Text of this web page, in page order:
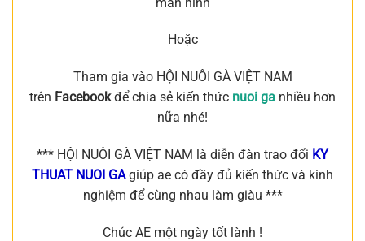
Hoặc
Tham gia vào HỘI NUÔI GÀ VIỆT NAM
trên Facebookđể chia sẻ kiến thức nuoi ga nhiều hơn
nữa nhé!
*** HỘI NUÔI GÀ VIỆT NAM là diễn đàn trao đổi KY
THUAT NUOI GAgiúp ae có đầy đủ kiến thức và kinh
nghiệm để cùng nhau làm giàu ***
Chúc AE một ngày tốt lành !